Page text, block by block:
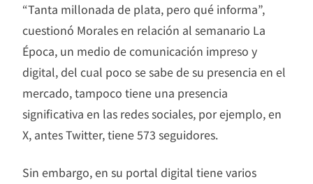
“Tanta millonada de plata, pero qué informa”,
cuestionó Morales en relación al semanario La
Época, un medio de comunicación impreso y
digital, del cual poco se sabe de su presencia en el
mercado, tampoco tiene una presencia
significativa en las redes sociales, por ejemplo, en
X, antes Twitter, tiene 573 seguidores.
Sin embargo, en su portal digital tiene varios